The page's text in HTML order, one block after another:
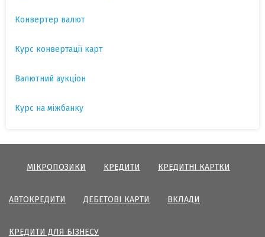
Конвертер валют
Курс конвертації карт
Валютний аукціон
Курс на міжбанку
МІКРОПОЗИКИ КРЕДИТИ КРЕДИТНІ КАРТКИ
АВТОКРЕДИТИ ДЕБЕТОВІ КАРТИ ВКЛАДИ
КРЕДИТИ ДЛЯ БІЗНЕСУ